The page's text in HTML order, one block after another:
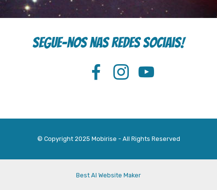
Segue-nos nas redes sociais!
© Copyright 2025 Mobirise - All Rights Reserved
Best AI Website Maker